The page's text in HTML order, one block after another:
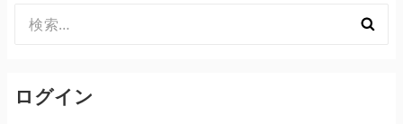
索:
ログイン